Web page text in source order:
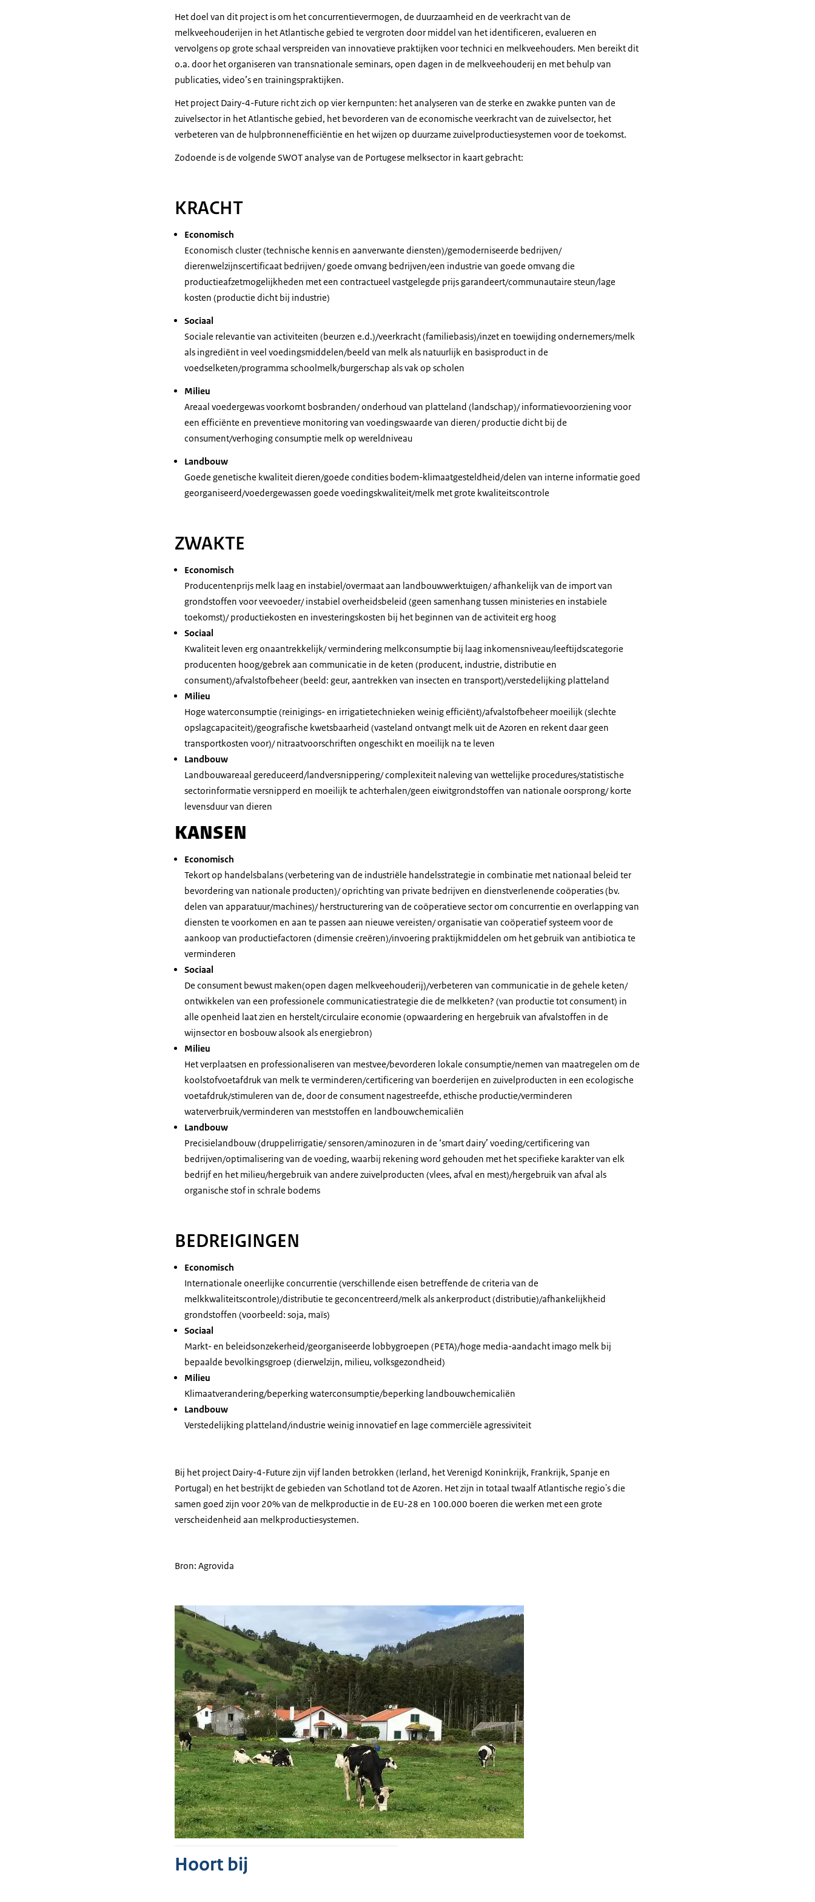
Het doel van dit project is om het concurrentievermogen, de duurzaamheid en de veerkracht van de
melkveehouderijen in het Atlantische gebied te vergroten door middel van het identificeren, evalueren en
vervolgens op grote schaal verspreiden van innovatieve praktijken voor technici en melkveehouders. Men bereikt dit
o.a. door het organiseren van transnationale seminars, open dagen in de melkveehouderij en met behulp van
publicaties, video’s en trainingspraktijken.
Het project Dairy-4-Future richt zich op vier kernpunten: het analyseren van de sterke en zwakke punten van de
zuivelsector in het Atlantische gebied, het bevorderen van de economische veerkracht van de zuivelsector, het
verbeteren van de hulpbronnenefficiëntie en het wijzen op duurzame zuivelproductiesystemen voor de toekomst.
Zodoende is de volgende SWOT analyse van de Portugese melksector in kaart gebracht:
KRACHT
Economisch
Economisch cluster (technische kennis en aanverwante diensten)/gemoderniseerde bedrijven/
dierenwelzijnscertificaat bedrijven/ goede omvang bedrijven/een industrie van goede omvang die
productieafzetmogelijkheden met een contractueel vastgelegde prijs garandeert/communautaire steun/lage
kosten (productie dicht bij industrie)
Sociaal
Sociale relevantie van activiteiten (beurzen e.d.)/veerkracht (familiebasis)/inzet en toewijding ondernemers/melk
als ingrediënt in veel voedingsmiddelen/beeld van melk als natuurlijk en basisproduct in de
voedselketen/programma schoolmelk/burgerschap als vak op scholen
Milieu
Areaal voedergewas voorkomt bosbranden/ onderhoud van platteland (landschap)/ informatievoorziening voor
een efficiënte en preventieve monitoring van voedingswaarde van dieren/ productie dicht bij de
consument/verhoging consumptie melk op wereldniveau
Landbouw
Goede genetische kwaliteit dieren/goede condities bodem-klimaatgesteldheid/delen van interne informatie goed
georganiseerd/voedergewassen goede voedingskwaliteit/melk met grote kwaliteitscontrole
ZWAKTE
Economisch
Producentenprijs melk laag en instabiel/overmaat aan landbouwwerktuigen/ afhankelijk van de import van
grondstoffen voor veevoeder/ instabiel overheidsbeleid (geen samenhang tussen ministeries en instabiele
toekomst)/ productiekosten en investeringskosten bij het beginnen van de activiteit erg hoog
Sociaal
Kwaliteit leven erg onaantrekkelijk/ vermindering melkconsumptie bij laag inkomensniveau/leeftijdscategorie
producenten hoog/gebrek aan communicatie in de keten (producent, industrie, distributie en
consument)/afvalstofbeheer (beeld: geur, aantrekken van insecten en transport)/verstedelijking platteland
Milieu
Hoge waterconsumptie (reinigings- en irrigatietechnieken weinig efficiënt)/afvalstofbeheer moeilijk (slechte
opslagcapaciteit)/geografische kwetsbaarheid (vasteland ontvangt melk uit de Azoren en rekent daar geen
transportkosten voor)/nitraatvoorschriften ongeschikt en moeilijk na te leven
Landbouw
Landbouwareaal gereduceerd/landversnippering/ complexiteit naleving van wettelijke procedures/statistische
sectorinformatie versnipperd en moeilijk te achterhalen/geen eiwitgrondstoffen van nationale oorsprong/ korte
levensduur van dieren
KANSEN
Economisch
Tekort op handelsbalans (verbetering van de industriële handelsstrategie in combinatie met nationaal beleid ter
bevordering van nationale producten)/oprichting van private bedrijven en dienstverlenende coöperaties (bv.
delen van apparatuur/machines)/ herstructurering van de coöperatieve sector om concurrentie en overlapping van
diensten te voorkomen en aan te passen aan nieuwe vereisten/organisatie van coöperatief systeem voor de
aankoop van productiefactoren (dimensie creëren)/invoering praktijkmiddelen om het gebruik van antibiotica te
verminderen
Sociaal
De consument bewust maken(open dagen melkveehouderij)/verbeteren van communicatie in de gehele keten/
ontwikkelen van een professionele communicatiestrategie die de melkketen? (van productie tot consument) in
alle openheid laat zien en herstelt/circulaire economie (opwaardering en hergebruik van afvalstoffen in de
wijnsector en bosbouw alsook als energiebron)
Milieu
Het verplaatsen en professionaliseren van mestvee/bevorderen lokale consumptie/nemen van maatregelen om de
koolstofvoetafdruk van melk te verminderen/certificering van boerderijen en zuivelproducten in een ecologische
voetafdruk/stimuleren van de, door de consument nagestreefde, ethische productie/verminderen
waterverbruik/verminderen van meststoffen en landbouwchemicaliën
Landbouw
Precisielandbouw (druppelirrigatie/ sensoren/aminozuren in de ‘smart dairy’ voeding/certificering van
bedrijven/optimalisering van de voeding, waarbij rekening word gehouden met het specifieke karakter van elk
bedrijf en het milieu/hergebruik van andere zuivelproducten (vlees, afval en mest)/hergebruik van afval als
organische stof in schrale bodems
BEDREIGINGEN
Economisch
Internationale oneerlijke concurrentie (verschillende eisen betreffende de criteria van de
melkkwaliteitscontrole)/distributie te geconcentreerd/melk als ankerproduct (distributie)/afhankelijkheid
grondstoffen (voorbeeld: soja, maïs)
Sociaal
Markt- en beleidsonzekerheid/georganiseerde lobbygroepen (PETA)/hoge media-aandacht imago melk bij
bepaalde bevolkingsgroep (dierwelzijn, milieu, volksgezondheid)
Milieu
Klimaatverandering/beperking waterconsumptie/beperking landbouwchemicaliën
Landbouw
Verstedelijking platteland/industrie weinig innovatief en lage commerciële agressiviteit
Bij het project Dairy-4-Future zijn vijf landen betrokken (Ierland, het Verenigd Koninkrijk, Frankrijk, Spanje en
Portugal) en het bestrijkt de gebieden van Schotland tot de Azoren. Het zijn in totaal twaalf Atlantische regio's die
samen goed zijn voor 20% van de melkproductie in de EU-28 en 100.000 boeren die werken met een grote
verscheidenheid aan melkproductiesystemen.
Bron: Agrovida
Hoort bij